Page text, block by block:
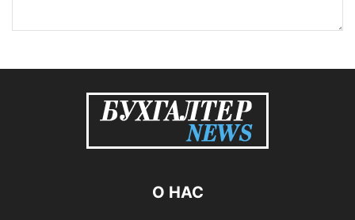
О НАС